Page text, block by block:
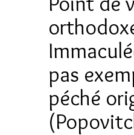
pas
péché